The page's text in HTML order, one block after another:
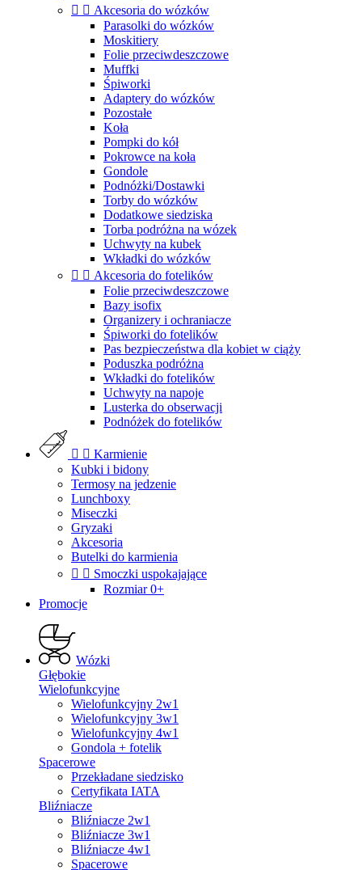
  Akcesoria do wózków
Parasolki do wózków
Moskitiery
Folie przeciwdeszczowe
Muffki
Śpiworki
Adaptery do wózków
Pozostałe
Koła
Pompki do kół
Pokrowce na koła
Gondole
Podnóżki/Dostawki
Torby do wózków
Dodatkowe siedziska
Torba podróżna na wózek
Uchwyty na kubek
Wkładki do wózków
  Akcesoria do fotelików
Folie przeciwdeszczowe
Bazy isofix
Organizery i ochraniacze
Śpiworki do fotelików
Pas bezpieczeństwa dla kobiet w ciąży
Poduszka podróżna
Wkładki do fotelików
Uchwyty na napoje
Lusterka do obserwacji
Podnóżek do fotelików
  Karmienie
Kubki i bidony
Termosy na jedzenie
Lunchboxy
Miseczki
Gryzaki
Akcesoria
Butelki do karmienia
  Smoczki uspokajające
Rozmiar 0+
Promocje
Wózki
Głębokie
Wielofunkcyjne
Wielofunkcyjny 2w1
Wielofunkcyjny 3w1
Wielofunkcyjny 4w1
Gondola + fotelik
Spacerowe
Przekładane siedzisko
Certyfikata IATA
Bliźniacze
Bliźniacze 2w1
Bliźniacze 3w1
Bliźniacze 4w1
Spacerowe